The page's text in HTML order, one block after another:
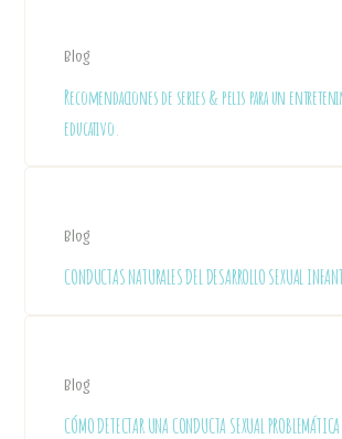
Blog
Recomendaciones de series & pelis para un
educativo.
Blog
CONDUCTAS NATURALES DEL DESARROLLO SEXUAL
Blog
CÓMO DETECTAR UNA CONDUCTA SEXUAL PROBLEMÁTICA